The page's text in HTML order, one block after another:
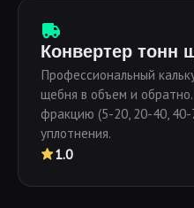
Конвертер тонн
Профессиональный
щебня в объем и
фракцию (5-20, 20-40,
уплотнения.
1.0